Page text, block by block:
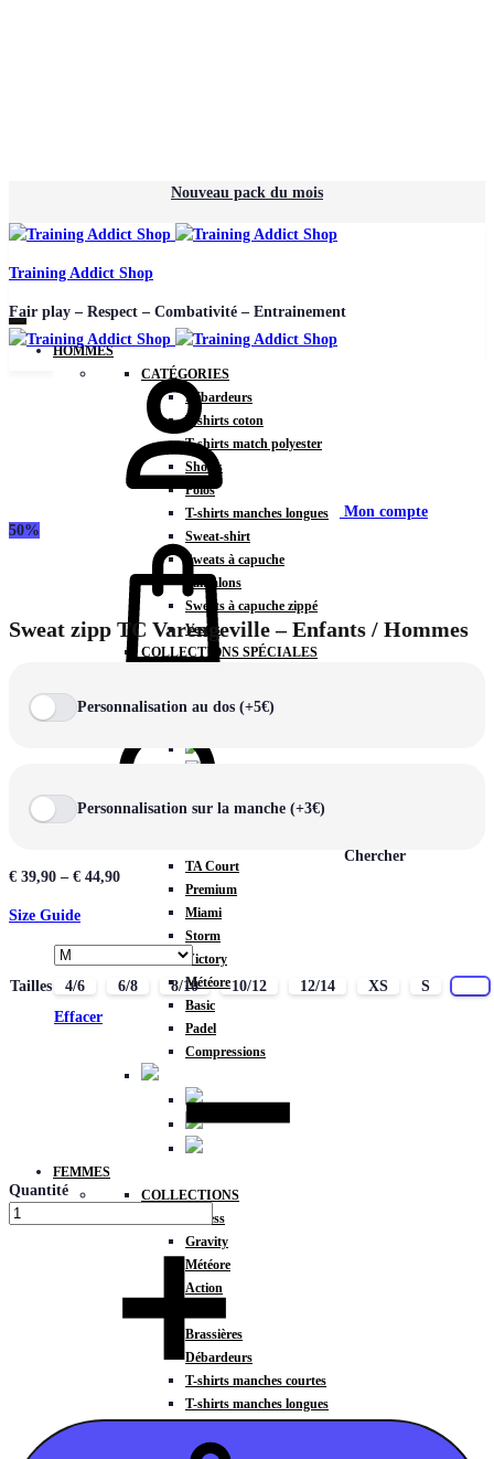
Nouveau pack du mois
Training Addict Shop
Fair play – Respect – Combativité – Entrainement
HOMMES
CATÉGORIES
Débardeurs
T-shirts coton
T-shirts match polyester
Shorts
Polos
T-shirts manches longues
Sweat-shirt
Sweats à capuche
Pantalons
Sweats à capuche zippé
Vestes
COLLECTIONS SPÉCIALES
TA Court
Premium
Miami
Storm
Victory
Météore
Basic
Padel
Compressions
FEMMES
COLLECTIONS
Fitness
Gravity
Météore
Action
Brassières
Débardeurs
T-shirts manches courtes
T-shirts manches longues
Sweats à capuche
Mon compte
Chercher
50%
Sweat zipp TC Varengeville – Enfants / Hommes
Personnalisation au dos (+5€)
Personnalisation sur la manche (+3€)
€ 39,90 – € 44,90
Size Guide
Tailles 4/6 6/8 8/10 10/12 12/14 XS S
Effacer
Quantité